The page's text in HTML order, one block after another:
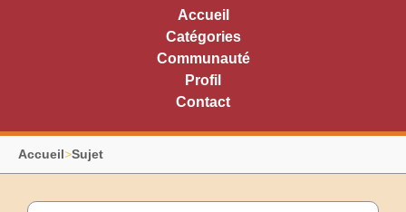
Accueil
Catégories
Communauté
Profil
Contact
Accueil>Sujet